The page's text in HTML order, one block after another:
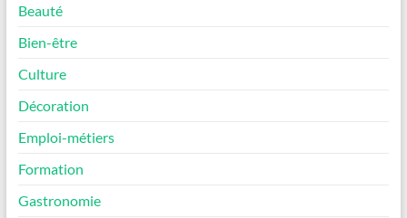
Beauté
Bien-être
Culture
Décoration
Emploi-métiers
Formation
Gastronomie